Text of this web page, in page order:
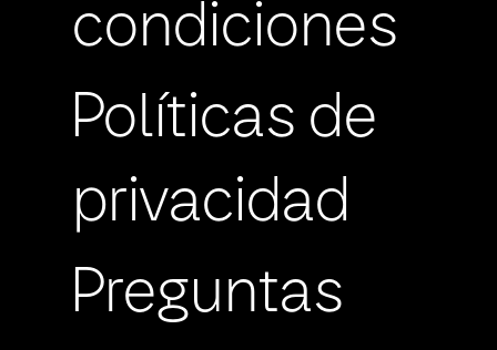
condiciones
Políticas de
privacidad
Preguntas